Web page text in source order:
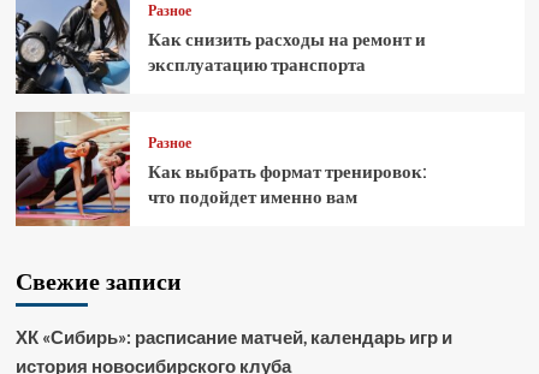
Разное
Как снизить расходы на ремонт и
эксплуатацию транспорта
Разное
Как выбрать формат тренировок:
что подойдет именно вам
Свежие записи
ХК «Сибирь»: расписание матчей, календарь игр и
история новосибирского клуба